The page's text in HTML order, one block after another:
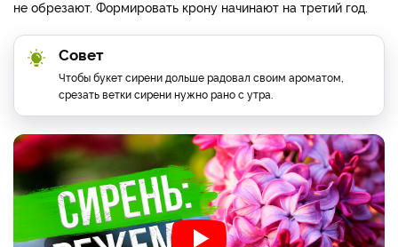
не обрезают. Формировать крону начинают на третий год.
Совет
Чтобы букет сирени дольше радовал своим ароматом,
срезать ветки сирени нужно рано с утра.